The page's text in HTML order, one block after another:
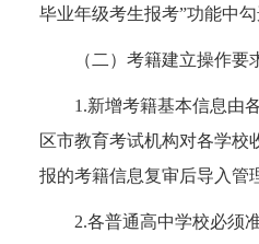
毕业年级考生报考”功能中勾
（二）考籍建立操作要
1.新增考籍基本信息由
区市教育考试机构对各学校
报的考籍信息复审后导入管
2.各普通高中学校必须